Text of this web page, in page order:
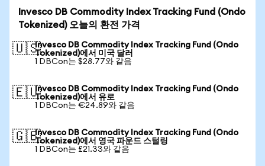
Invesco DB Commodity Index Tracking Fund (Ondo
Tokenized) 오늘의 환전 가격
🇺🇸Invesco DB Commodity Index Tracking Fund (Ondo
Tokenized)에서 미국 달러
1 DBCon는 $28.77와 같음
🇪🇺Invesco DB Commodity Index Tracking Fund (Ondo
Tokenized)에서 유로
1 DBCon는 €24.89와 같음
🇬🇧Invesco DB Commodity Index Tracking Fund (Ondo
Tokenized)에서 영국 파운드 스털링
1 DBCon는 £21.33와 같음